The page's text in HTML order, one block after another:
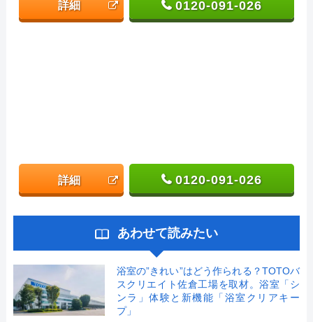
詳細 0120-091-026
詳細 0120-091-026
あわせて読みたい
浴室の”きれい”はどう作られる？TOTOバ
スクリエイト佐倉工場を取材。浴室「シ
ンラ」体験と新機能「浴室クリアキー
プ」